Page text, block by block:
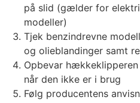
på slid (gælder for
modeller)
Tjek benzindrevne
og olieblandinger samt
Opbevar
når den ikke er i brug
Følg producentens